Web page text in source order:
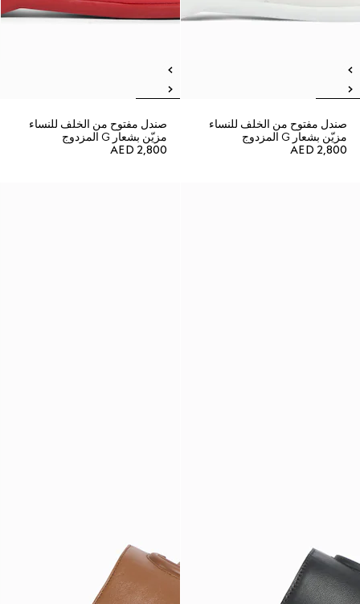
صندل مفتوح من الخلف للنساء
مزيّن بشعار G المزدوج
AED 2,800
صندل مفتوح من الخلف للنساء
مزيّن بشعار G المزدوج
AED 2,800